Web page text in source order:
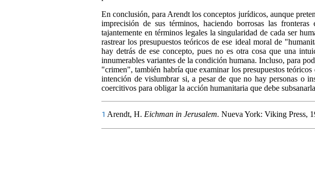
En conclusión, para Arendt los conceptos jurídicos, aunque
imprecisión de sus términos, haciendo borrosas las
tajantemente en términos legales la singularidad de cada ser
rastrear los presupuestos teóricos de ese ideal moral de
hay detrás de ese concepto, pues no es otra cosa que una
innumerables variantes de la condición humana. Incluso, para
"crimen", también habría que examinar los presupuestos
intención de vislumbrar si, a pesar de que no hay personas o
coercitivos para obligar la acción humanitaria que debe
1 Arendt, H. Eichman in Jerusalem. Nueva York: Viking Press,